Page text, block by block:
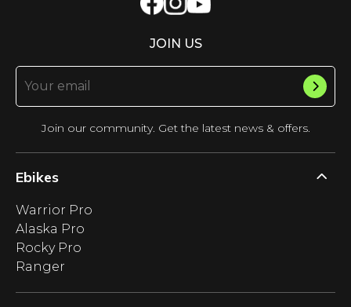
JOIN US
Join our community. Get the latest news & offers.
Ebikes
Warrior Pro
Alaska Pro
Rocky Pro
Ranger